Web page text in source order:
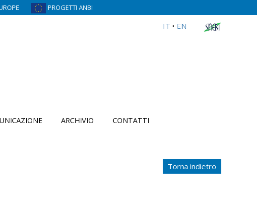
PROGETTI ANBI
IT • EN
ARCHIVIO CONTATTI
Torna indietro